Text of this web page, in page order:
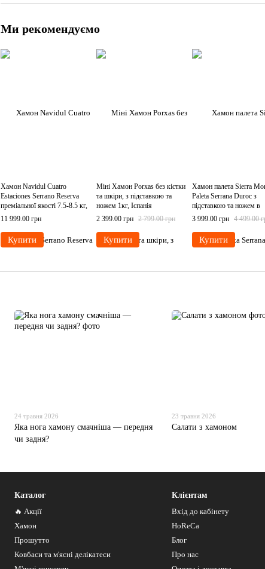
Ми рекомендуємо
Хамон Navidul Cuatro
Estaciones Serrano Reserva
преміальної якості 7.5-8.5 кг,
Іспанія
11 999.00 грн
Купити
Міні Хамон Porxas без кістки
та шкіри, з підставкою та
ножем 1кг, Іспанія
2 399.00 грн 2 799.00 грн
Купити
Хамон палета Sierra
Paleta Serrana Duroc з
підставкою та ножем в
подарунковій упаковці
4.5кг, Іспанія
3 999.00 грн 4 499.00
Купити
24 травня 2026
Яка нога хамону смачніша — передня
чи задня?
23 травня 2026
Салати з хамоном
Каталог
🔥 Акції
Хамон
Прошутто
Ковбаси та м'ясні делікатеси
Клієнтам
Вхід до кабінету
HoReCa
Блог
Про нас